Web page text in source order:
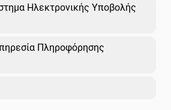
Ηλεκτρονικής Υποβολής
Πληροφόρησης